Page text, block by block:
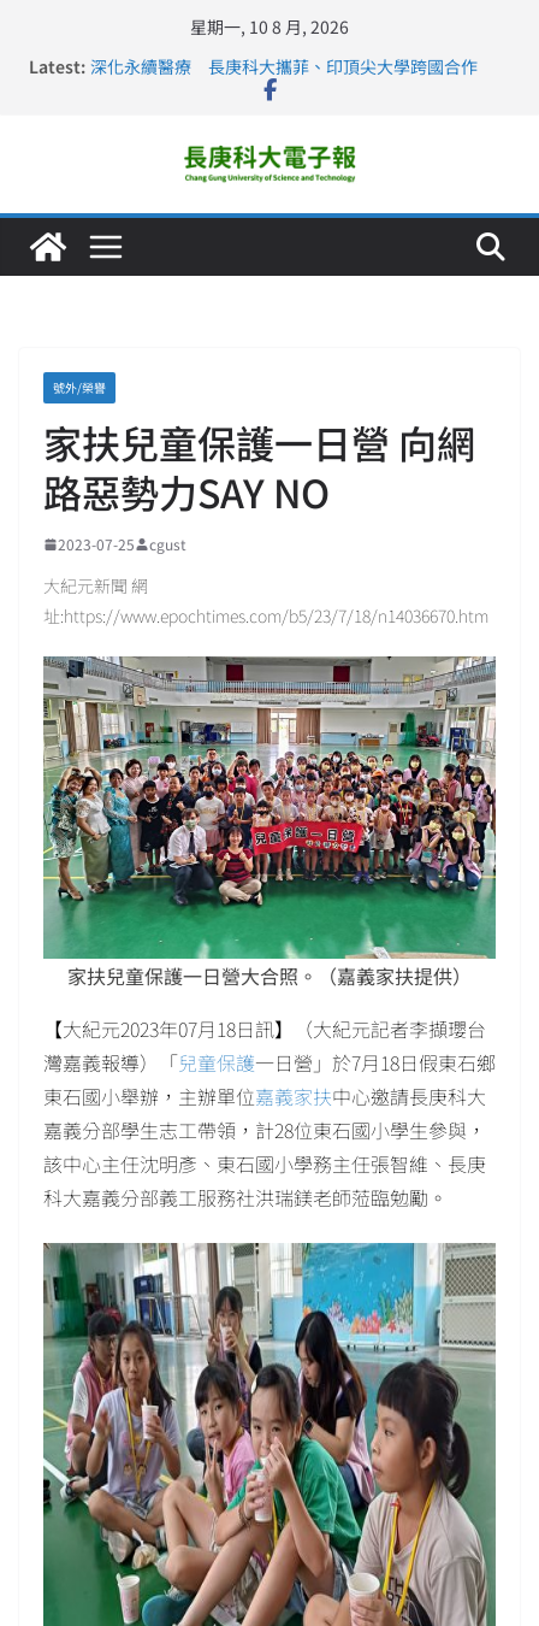
星期一, 10 8 月, 2026
Latest: 深化永續醫療 長庚科大攜菲、印頂尖大學跨國合作
長庚科大訪凱瑟醫療集團、美容學校收穫豐
仁德醫專與長庚科大締結策略聯盟 培育護理尖兵
長庚科大連四年穩居《遠見》醫學大學第5名 辦學實力再
號外/榮譽
家扶兒童保護一日營 向網
路惡勢力SAY NO
2023-07-25 cgust
大紀元新聞 網
址:https://www.epochtimes.com/b5/23/7/18/n14036670.htm
家扶兒童保護一日營大合照。（嘉義家扶提供）
【大紀元2023年07月18日訊】（大紀元記者李擷瓔台
灣嘉義報導）「兒童保護一日營」於7月18日假東石鄉
東石國小舉辦，主辦單位嘉義家扶中心邀請長庚科大
嘉義分部學生志工帶領，計28位東石國小學生參與，
該中心主任沈明彥、東石國小學務主任張智維、長庚
科大嘉義分部義工服務社洪瑞鎂老師蒞臨勉勵。